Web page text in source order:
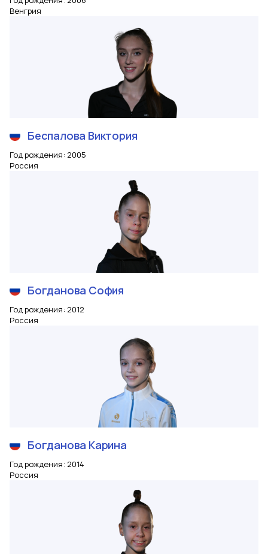
Венгрия
Беспалова Виктория
Год рождения: 2005
Россия
Богданова София
Год рождения: 2012
Россия
Богданова Карина
Год рождения: 2014
Россия